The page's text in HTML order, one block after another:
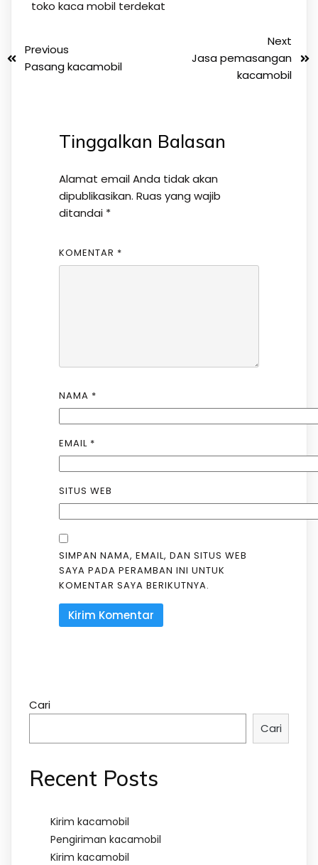
toko kaca mobil terdekat
Previous
Pasang kacamobil
Next
Jasa pemasangan
kacamobil
Tinggalkan Balasan
Alamat email Anda tidak akan
dipublikasikan. Ruas yang wajib
ditandai *
KOMENTAR *
NAMA *
EMAIL *
SITUS WEB
SIMPAN NAMA, EMAIL, DAN SITUS WEB
SAYA PADA PERAMBAN INI UNTUK
KOMENTAR SAYA BERIKUTNYA.
Cari
Cari
Recent Posts
Kirim kacamobil
Pengiriman kacamobil
Kirim kacamobil